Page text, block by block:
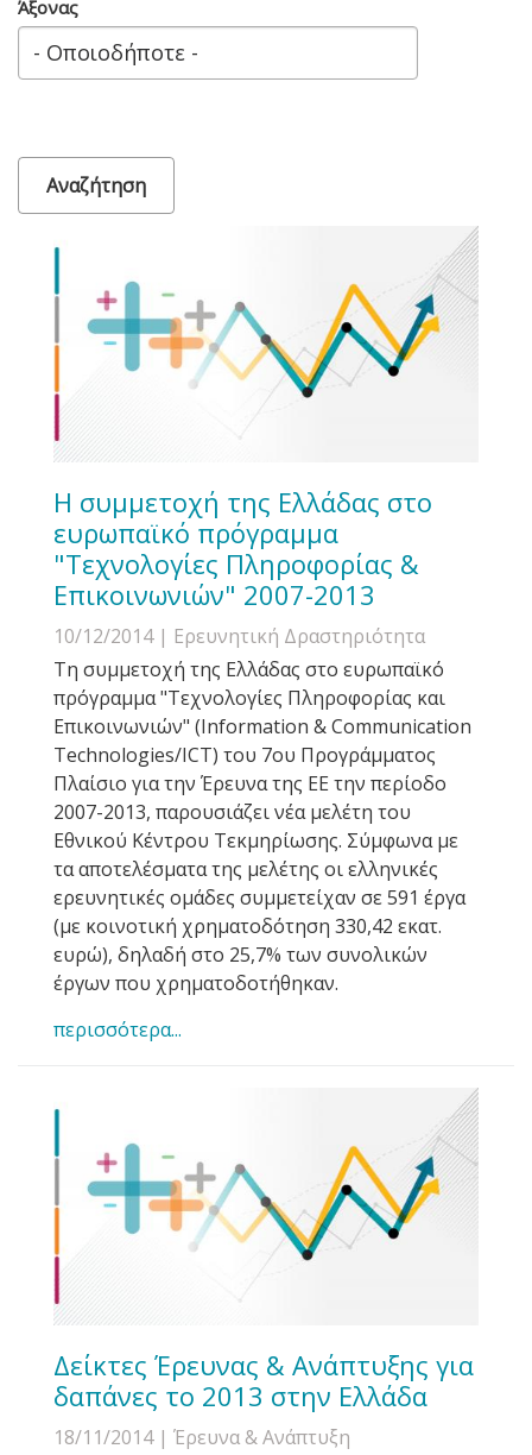
Άξονας
Η συμμετοχή της Ελλάδας στο
ευρωπαϊκό πρόγραμμα
"Τεχνολογίες Πληροφορίας &
Επικοινωνιών" 2007-2013
10/12/2014| Ερευνητική Δραστηριότητα
Τη συμμετοχή της Ελλάδας στο ευρωπαϊκό
πρόγραμμα "Τεχνολογίες Πληροφορίας και
Επικοινωνιών" (Information & Communication
Technologies/ICT) του 7ου Προγράμματος
Πλαίσιο για την Έρευνα της ΕΕ την περίοδο
2007-2013, παρουσιάζει νέα μελέτη του
Εθνικού Κέντρου Τεκμηρίωσης. Σύμφωνα με
τα αποτελέσματα της μελέτης οι ελληνικές
ερευνητικές ομάδες συμμετείχαν σε 591 έργα
(με κοινοτική χρηματοδότηση 330,42 εκατ.
ευρώ), δηλαδή στο 25,7% των συνολικών
έργων που χρηματοδοτήθηκαν.
περισσότερα...
Δείκτες Έρευνας & Ανάπτυξης για
δαπάνες το 2013 στην Ελλάδα
18/11/2014| Έρευνα & Ανάπτυξη